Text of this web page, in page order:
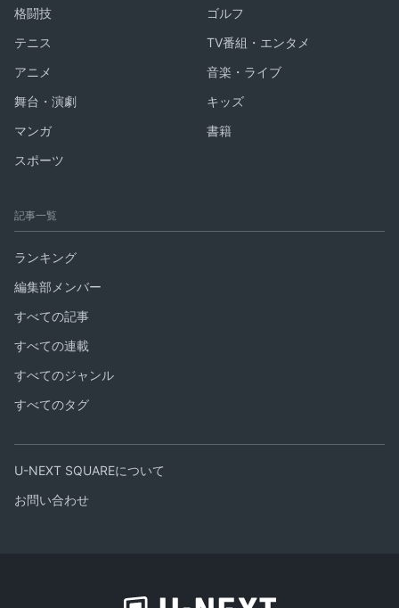
格闘技
ゴルフ
テニス
TV番組・エンタメ
アニメ
音楽・ライブ
舞台・演劇
キッズ
マンガ
書籍
スポーツ
記事一覧
ランキング
編集部メンバー
すべての記事
すべての連載
すべてのジャンル
すべてのタグ
U-NEXT SQUAREについて
お問い合わせ